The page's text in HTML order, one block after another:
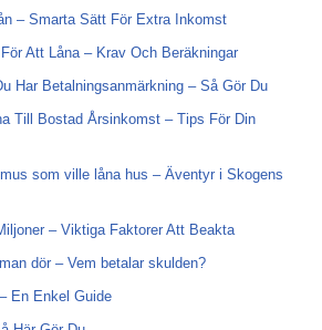
– Smarta Sätt För Extra Inkomst
Att Låna – Krav Och Beräkningar
Har Betalningsanmärkning – Så Gör Du
Till Bostad Årsinkomst – Tips För Din
som ville låna hus – Äventyr i Skogens
– Viktiga Faktorer Att Beakta
dör – Vem betalar skulden?
En Enkel Guide